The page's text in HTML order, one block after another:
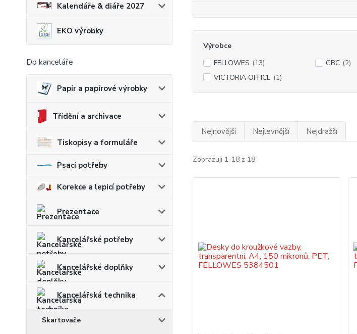
Kalendáře & diáře 2027
EKO výrobky
Do kanceláře
Papír a papírové výrobky
Třídění a archivace
Tiskopisy a formuláře
Psací potřeby
Korekce a lepicí potřeby
Prezentace
Kancelářské potřeby
Kancelářské doplňky
Kancelářská technika
Skartovače
Výrobce
FELLOWES (13) GBC (2)
VICTORIA OFFICE (1)
Nejnovější Nejlevnější Nejdražší
Zobrazuji 1-18 z 18